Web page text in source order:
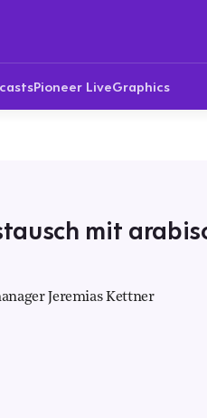
Pioneer LiveGraphics
mit
Jeremias Kettner